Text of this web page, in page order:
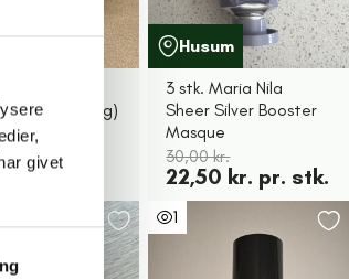
givet
For Nylig)
kr.
Husum
3 stk. Maria Nila
Sheer Silver Booster
Masque
30,00 kr.
22,50 kr. pr. stk.
1